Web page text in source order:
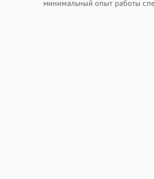
минимальный опыт работы